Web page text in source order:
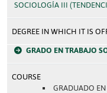
SOCIOLOGÍA III
DEGREE IN WHICH IT IS
GRADO EN TRABAJO
COURSE
GRADUADO